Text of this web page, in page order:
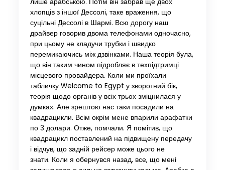
хлопців з іншої Дессолі, таке враження, що
суцільні Дессолі в Шармі. Всю дорогу наш
драйвер говорив двома телефонами одночасно,
при цьому не кладучи трубки і швидко
перемикаючись між дзвінками. Наша теорія була,
що він таким чином підробляє в техпідтримці
місцевого провайдера. Коли ми проїхали
табличку Welcome to Egypt у зворотний бік,
теорія щодо органів у всіх трьох зміцнилася у
думках. Але зрештою нас таки посадили на
квадрацикли. Всім окрім мене впарили арафатки
по 3 долари. Отже, помчали. Я помітив, що
квадрацикл поставлений на підвищену передачу
і відчув, що задній рейсер може цього не
знати. Коли я обернувся назад, все, що мені